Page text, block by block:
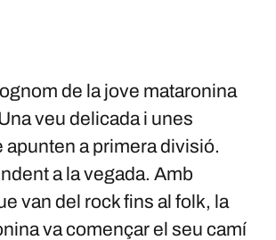
de la jove mataronina
veu delicada i unes
apunten a primera divisió.
a la vegada. Amb
van del rock fins al folk, la
va començar el seu camí